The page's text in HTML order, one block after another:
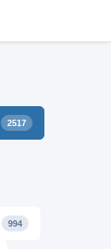
2517
994